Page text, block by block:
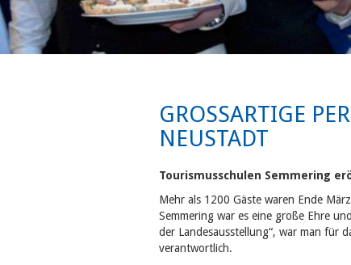
GROSSARTIGE
EUSTADT
Tourismusschulen Semmering
Mehr als 1200 Gäste waren Ende
Semmering war es eine große Ehre
der Landesausstellung“, war man für
verantwortlich.